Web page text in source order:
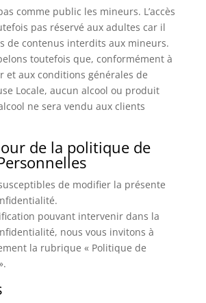
comme public les mineurs. L’accès
pas réservé aux adultes car il
de contenus interdits aux mineurs.
toutefois que, conformément à
et aux conditions générales de
Locale, aucun alcool ou produit
ne sera vendu aux clients
de la politique de
de modifier la présente
pouvant intervenir dans la
nous vous invitons à
la rubrique « Politique de